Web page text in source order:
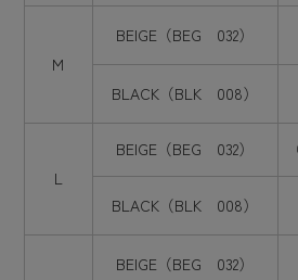
M
BEIGE（BEG 032）
BLACK（BLK 008）
L
BEIGE（BEG 032）
BLACK（BLK 008）
BEIGE（BEG 032）